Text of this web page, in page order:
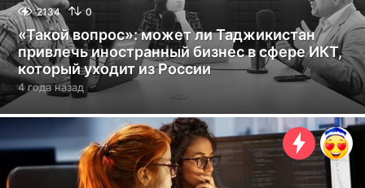
2134 0
«Такой вопрос»: может ли Таджикистан
привлечь иностранный бизнес в сфере ИКТ,
который уходит из России
4 года назад 4
о
а
н
а